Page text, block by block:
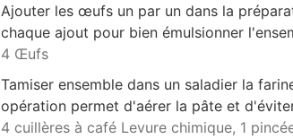
Ajouter les œufs un par un dans la
chaque ajout pour bien émulsionner
4 Œufs
Tamiser ensemble dans un saladier la
opération permet d'aérer la pâte et
4 cuillères à café Levure chimique, 1